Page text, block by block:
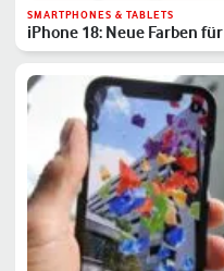
SMARTPHONES & TABLETS
iPhone 18: Neue Farben